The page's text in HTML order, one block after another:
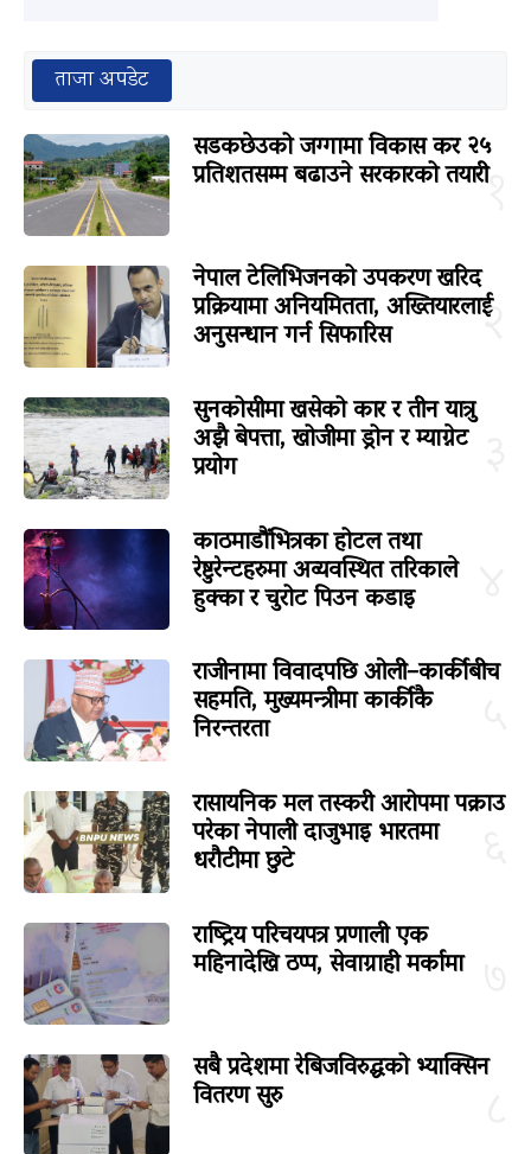
ताजा अपडेट
१
सडकछेउको जग्गामा विकास कर २५
प्रतिशतसम्म बढाउने सरकारको तयारी
२
नेपाल टेलिभिजनको उपकरण खरिद
प्रक्रियामा अनियमितता, अख्तियारलाई
अनुसन्धान गर्न सिफारिस
सुनकोसीमा खसेको कार र तीन यात्रु
अझै बेपत्ता, खोजीमा ड्रोन र म्याग्नेट
प्रयोग
काठमाडौंभित्रका होटल तथा
रेष्टुरेन्टहरुमा अव्यवस्थित तरिकाले
हुक्का र चुरोट पिउन कडाइ
राजीनामा विवादपछि ओली–कार्कीबीच
सहमति, मुख्यमन्त्रीमा कार्कीकै
निरन्तरता
रासायनिक मल तस्करी आरोपमा पक्राउ
परेका नेपाली दाजुभाइ भारतमा
धरौटीमा छुटे
राष्ट्रिय परिचयपत्र प्रणाली एक
महिनादेखि ठप्प, सेवाग्राही मर्कामा
सबै प्रदेशमा रेबिजविरुद्धको भ्याक्सिन
वितरण सुरु